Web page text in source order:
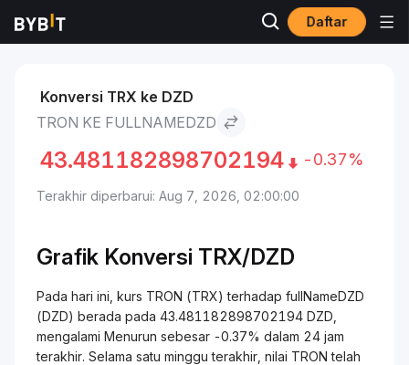
Daftar
Pasar TRON to fullNameDZD
Konversi TRX ke DZD
TRON KE FULLNAMEDZD
43.481182898702194 -0.37%
Terakhir diperbarui: Aug 7, 2026, 02:00:00
Grafik Konversi TRX/DZD
Pada hari ini, kurs TRON (TRX) terhadap fullNameDZD
(DZD) berada pada 43.481182898702194 DZD,
mengalami Menurun sebesar -0.37% dalam 24 jam
terakhir. Selama satu minggu terakhir, nilai TRON telah